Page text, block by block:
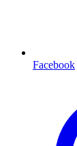
Facebook